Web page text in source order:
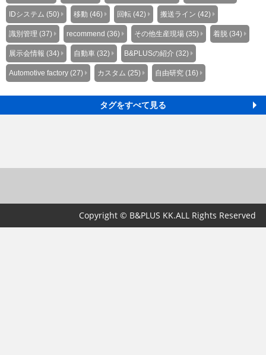
IDシステム (50) 移動 (46) 回転 (42) 搬送ライン (42)
識別管理 (37) recommend (36) その他生産現場 (35) 着脱 (34)
展示会情報 (34) 自動車 (32) B&PLUSの紹介 (32)
Automotive factory (27) カスタム (25) 自由研究 (16)
タグをすべて見る
Copyright © B&PLUS KK.ALL Rights Reserved